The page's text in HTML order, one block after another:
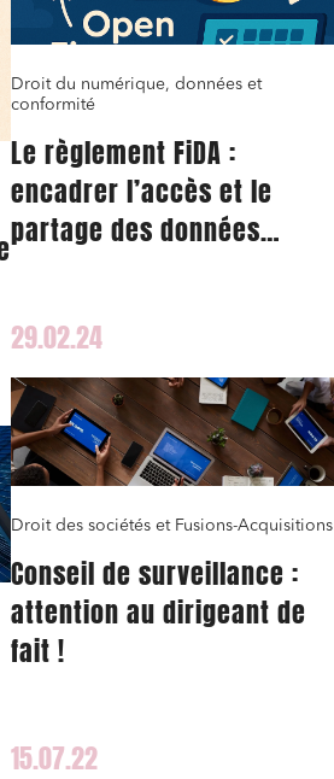
Droit du numérique, données et
conformité
Le règlement FiDA :
encadrer l’accès et le
partage des données
29.02.24
Droit des sociétés et Fusions-Acquisitions
Conseil de surveillance :
attention au dirigeant de
fait !
15.07.22